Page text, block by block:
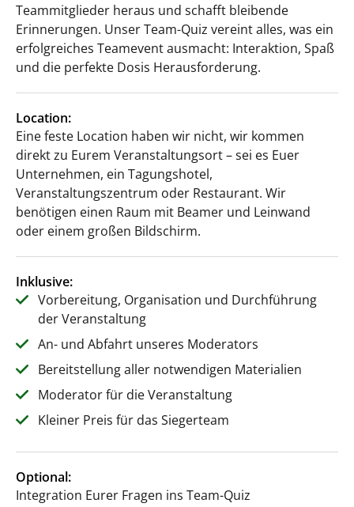
Teammitglieder heraus und schafft bleibende
Erinnerungen. Unser Team-Quiz vereint alles, was ein
erfolgreiches Teamevent ausmacht: Interaktion, Spaß
und die perfekte Dosis Herausforderung.
Location:
Eine feste Location haben wir nicht, wir kommen
direkt zu Eurem Veranstaltungsort – sei es Euer
Unternehmen, ein Tagungshotel,
Veranstaltungszentrum oder Restaurant. Wir
benötigen einen Raum mit Beamer und Leinwand
oder einem großen Bildschirm.
Inklusive:
Vorbereitung, Organisation und Durchführung
der Veranstaltung
An- und Abfahrt unseres Moderators
Bereitstellung aller notwendigen Materialien
Moderator für die Veranstaltung
Kleiner Preis für das Siegerteam
Optional:
Integration Eurer Fragen ins Team-Quiz